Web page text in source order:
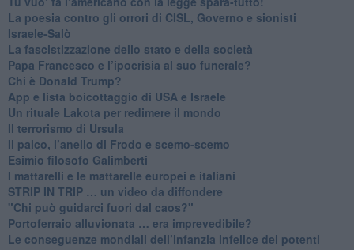
La poesia contro gli orrori di CISL, Governo e sionisti
Israele-Salò
​La fascistizzazione dello stato e della società
Papa Francesco e l’ipocrisia al suo funerale?
​Chi è Donald Trump?
App e lista boicottaggio di USA e Israele
​Un rituale Lakota per redimere il mondo
Il terrorismo di Ursula
​Il palco, l’anello di Frodo e scemo-scemo
Esimio filosofo Galimberti
​I mattarelli e le mattarelle europei e italiani
​STRIP IN TRIP … un video da diffondere
"Chi può guidarci fuori dal caos?"
​Portoferraio alluvionata … era imprevedibile?
Le conseguenze mondiali dell’infanzia infelice dei potenti